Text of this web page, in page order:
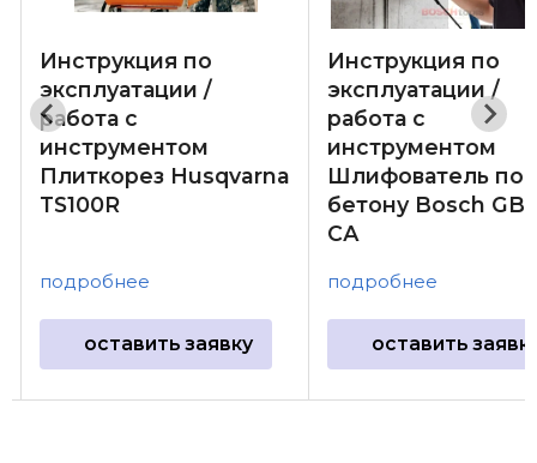
Инструкция по
эксплуатации /
работа с
инструментом
Плиткорез Husqvarna
TS100R
подробнее
оставить заявку
Инструкция по
эксплуатации /
работа с
инструментом
Шлифователь по
бетону Bosch
CА
подробнее
оставить